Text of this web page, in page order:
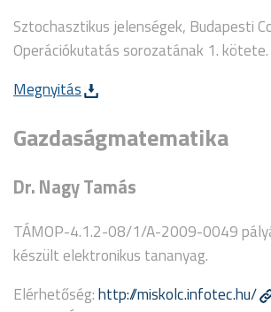
Sztochasztikus jelenségek, Budapesti
Operációkutatás sorozatának 1. kötete.
Megnyitás
Gazdaságmatematika
Dr. Nagy Tamás
TÁMOP-4.1.2-08/1/A-2009-0049
készült elektronikus tananyag.
Elérhetőség:http://miskolc.infotec.hu/